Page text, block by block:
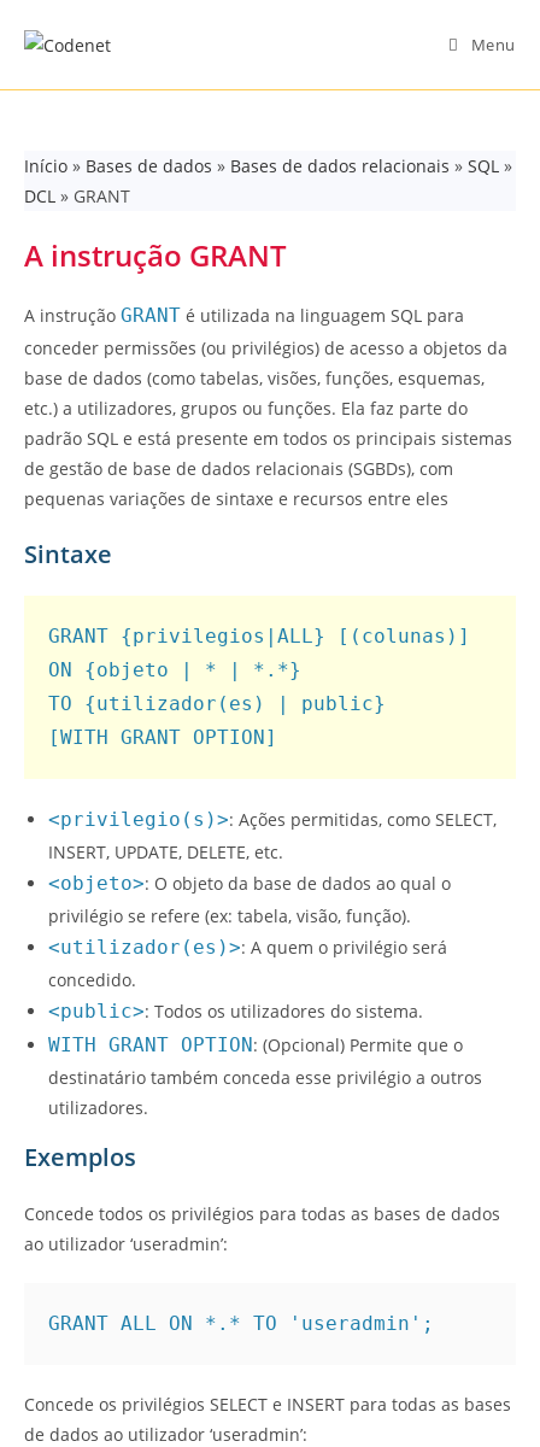
Menu
Início » Bases de dados » Bases de dados relacionais » SQL »
DCL » GRANT
A instrução GRANT
A instrução GRANT é utilizada na linguagem SQL para
conceder permissões (ou privilégios) de acesso a objetos da
base de dados (como tabelas, visões, funções, esquemas,
etc.) a utilizadores, grupos ou funções. Ela faz parte do
padrão SQL e está presente em todos os principais sistemas
de gestão de base de dados relacionais (SGBDs), com
pequenas variações de sintaxe e recursos entre eles
Sintaxe
GRANT {privilegios|ALL} [(colunas)]
ON {objeto | * | *.*}
TO {utilizador(es) | public}
[WITH GRANT OPTION]
<privilegio(s)>: Ações permitidas, como SELECT,
INSERT, UPDATE, DELETE, etc.
<objeto>: O objeto da base de dados ao qual o
privilégio se refere (ex: tabela, visão, função).
<utilizador(es)>: A quem o privilégio será
concedido.
<public>: Todos os utilizadores do sistema.
WITH GRANT OPTION: (Opcional) Permite que o
destinatário também conceda esse privilégio a outros
utilizadores.
Exemplos
Concede todos os privilégios para todas as bases de dados
ao utilizador ‘useradmin’:
GRANT ALL ON *.* TO 'useradmin';
Concede os privilégios SELECT e INSERT para todas as bases
de dados ao utilizador ‘useradmin’: